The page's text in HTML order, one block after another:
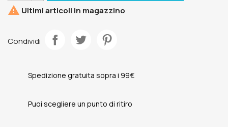
 Ultimi articoli in magazzino
Condividi
Spedizione gratuita sopra i 99€
Puoi scegliere un punto di ritiro